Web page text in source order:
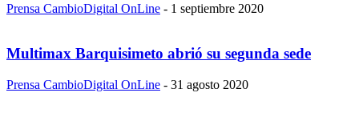
Prensa CambioDigital OnLine - 1 septiembre 2020
Multimax Barquisimeto abrió su segunda sede
Prensa CambioDigital OnLine - 31 agosto 2020